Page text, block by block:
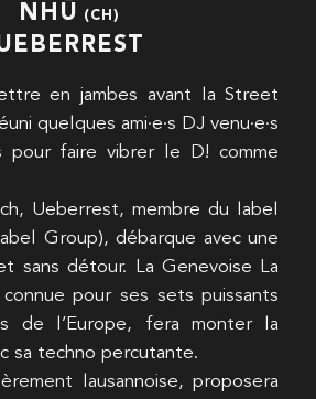
NHŪ (CH)
en jambes avant la Street
quelques ami·e·s DJ venu·e·s
faire vibrer le D! comme
Ueberrest, membre du label
Group), débarque avec une
sans détour. La Genevoise La
pour ses sets puissants
de l’Europe, fera monter la
sa techno percutante.
lausannoise, proposera